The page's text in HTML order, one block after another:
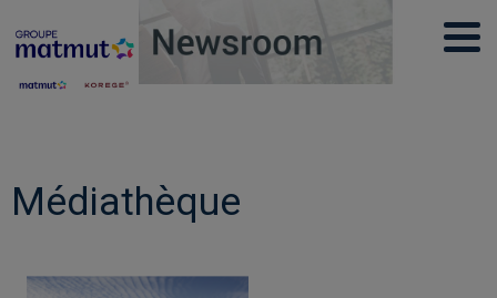
Médiathèque